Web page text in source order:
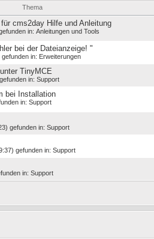
Thema
cms2day Hilfe und Anleitung
in: Anleitungen und Tools
bei der Dateianzeige! "
in: Erweiterungen
TinyMCE
in: Support
bei Installation
in: Support
gefunden in: Support
gefunden in: Support
in: Support